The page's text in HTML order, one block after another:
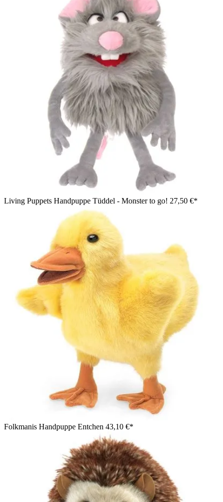
Living Puppets Handpuppe Tüddel - Monster to go! 27,50 €*
Folkmanis Handpuppe Entchen 43,10 €*